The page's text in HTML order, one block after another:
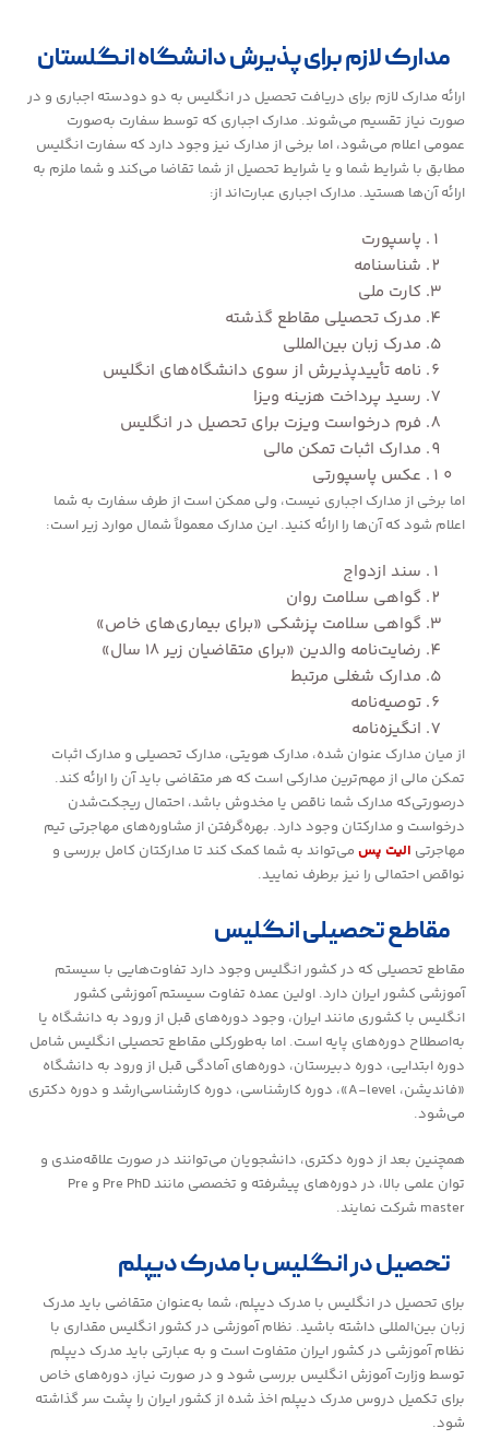
مدارک لازم برای پذیرش دانشگاه انگلستان
ارائه مدارک لازم برای دریافت تحصیل در انگلیس به دو دودسته اجباری و در
صورت نیاز تقسیم می‌شوند. مدارک اجباری که توسط سفارت به‌صورت
عمومی اعلام می‌شود، اما برخی از مدارک نیز وجود دارد که سفارت انگلیس
مطابق با شرایط شما و یا شرایط تحصیل از شما تقاضا می‌کند و شما ملزم به
ارائه آن‌ها هستید. مدارک اجباری عبارت‌اند از:
پاسپورت
شناسنامه
کارت ملی
مدرک تحصیلی مقاطع گذشته
مدرک زبان بین‌المللی
نامه تأییدپذیرش از سوی دانشگاه‌های انگلیس
رسید پرداخت هزینه ویزا
فرم درخواست ویزت برای تحصیل در انگلیس
مدارک اثبات تمکن مالی
عکس پاسپورتی
اما برخی از مدارک اجباری نیست، ولی ممکن است از طرف سفارت به شما
اعلام شود که آن‌ها را ارائه کنید. این مدارک معمولاً شمال موارد زیر است:
سند ازدواج
گواهی سلامت روان
گواهی سلامت پزشکی «برای بیماری‌های خاص»
رضایت‌نامه والدین «برای متقاضیان زیر ۱۸ سال»
مدارک شغلی مرتبط
توصیه‌نامه
انگیزه‌نامه
از میان مدارک عنوان شده، مدارک هویتی، مدارک تحصیلی و مدارک اثبات
تمکن مالی از مهم‌ترین مدارکی است که هر متقاضی باید آن را ارائه کند.
درصورتی‌که مدارک شما ناقص یا مخدوش باشد، احتمال ریجکت‌شدن
درخواست و مدارکتان وجود دارد. بهره‌گرفتن از مشاوره‌های مهاجرتی تیم
مهاجرتی الیت پس می‌تواند به شما کمک کند تا مدارکتان کامل بررسی و
نواقص احتمالی را نیز برطرف نمایید.
مقاطع تحصیلی انگلیس
مقاطع تحصیلی که در کشور انگلیس وجود دارد تفاوت‌هایی با سیستم
آموزشی کشور ایران دارد. اولین عمده تفاوت سیستم آموزشی کشور
انگلیس با کشوری مانند ایران، وجود دوره‌های قبل از ورود به دانشگاه یا
به‌اصطلاح دوره‌های پایه است. اما به‌طورکلی مقاطع تحصیلی انگلیس شامل
دوره ابتدایی، دوره دبیرستان، دوره‌های آمادگی قبل از ورود به دانشگاه
«فاندیشن، A-level»، دوره کارشناسی، دوره کارشناسی‌ارشد و دوره دکتری
می‌شود.
همچنین بعد از دوره دکتری، دانشجویان می‌توانند در صورت علاقه‌مندی و
توان علمی بالا، در دوره‌های پیشرفته و تخصصی مانند Pre PhD و Pre
master شرکت نمایند.
تحصیل در انگلیس با مدرک دیپلم
برای تحصیل در انگلیس با مدرک دیپلم، شما به‌عنوان متقاضی باید مدرک
زبان بین‌المللی داشته باشید. نظام آموزشی در کشور انگلیس مقداری با
نظام آموزشی در کشور ایران متفاوت است و به عبارتی باید مدرک دیپلم
توسط وزارت آموزش انگلیس بررسی شود و در صورت نیاز، دوره‌های خاص
برای تکمیل دروس مدرک دیپلم اخذ شده از کشور ایران را پشت سر گذاشته
شود.